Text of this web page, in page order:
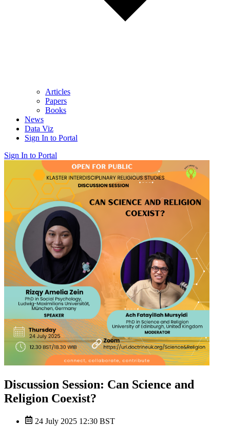
Articles
Papers
Books
News
Data Viz
Sign In to Portal
Sign In to Portal
Discussion Session: Can Science and
Religion Coexist?
24 July 2025 12:30 BST